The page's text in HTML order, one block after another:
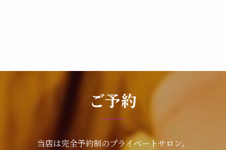
ご予約
当店は完全予約制のプライベートサロン。